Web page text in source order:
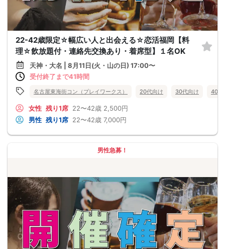
22-42歳限定☆幅広い人と出会える☆恋活福岡【料
理☆飲放題付・連絡先交換あり・着席型】１名OK
天神・大名 | 8月11日(火・山の日) 17:00〜
受付終了まで41時間
名古屋東海街コン（プレイワークス） 20代向け 30代向け 40代
女性 残り1席 22〜42歳 2,500円
男性 残り1席 22〜42歳 7,000円
男性急募！